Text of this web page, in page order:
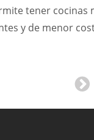
tener cocinas
y de menor